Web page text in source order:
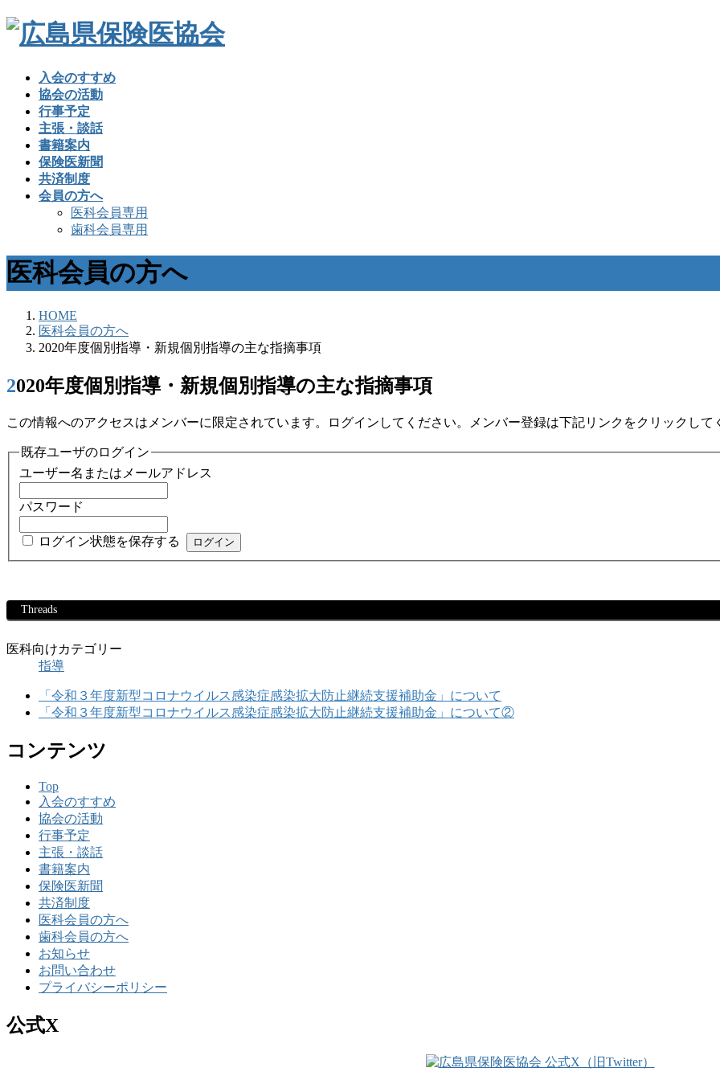
入会のすすめ
協会の活動
行事予定
主張・談話
書籍案内
保険医新聞
共済制度
会員の方へ
医科会員専用
歯科会員専用
医科会員の方へ
HOME
医科会員の方へ
2020年度個別指導・新規個別指導の主な指摘事項
2020年度個別指導・新規個別指導の主な指摘事項
この情報へのアクセスはメンバーに限定されています。ログインしてください。メンバー登録は下記リンクをクリックして
既存ユーザのログイン
ユーザー名またはメールアドレス
パスワード
ログイン状態を保存する
Threads
医科向けカテゴリー
指導
「令和３年度新型コロナウイルス感染症感染拡大防止継続支援補助金」について
「令和３年度新型コロナウイルス感染症感染拡大防止継続支援補助金」について②
コンテンツ
Top
入会のすすめ
協会の活動
行事予定
主張・談話
書籍案内
保険医新聞
共済制度
医科会員の方へ
歯科会員の方へ
お知らせ
お問い合わせ
プライバシーポリシー
公式X